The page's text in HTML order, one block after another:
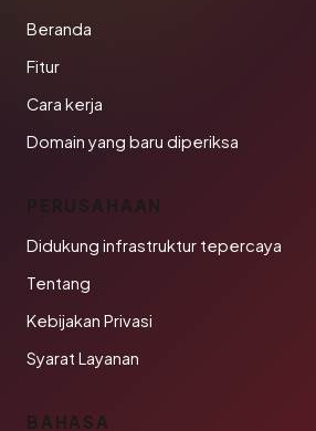
Beranda
Fitur
Cara kerja
Domain yang baru diperiksa
PERUSAHAAN
Didukung infrastruktur tepercaya
Tentang
Kebijakan Privasi
Syarat Layanan
BAHASA